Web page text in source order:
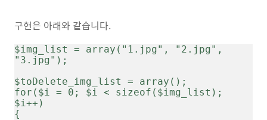
구현은 아래와 같습니다.
$img_list = array("1.jpg", "2.jpg",
"3.jpg");
$toDelete_img_list = array();
for($i = 0; $i < sizeof($img_list);
$i++)
{